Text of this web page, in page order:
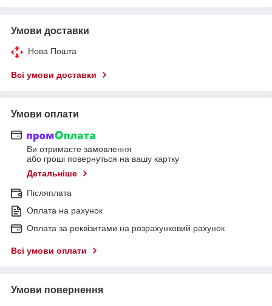
Умови доставки
Нова Пошта
Всі умови доставки
Умови оплати
Ви отримаєте замовлення
або гроші повернуться на вашу картку
Детальніше
Післяплата
Оплата на рахунок
Оплата за реквізитами на розрахунковий рахунок
Всі умови оплати
Умови повернення